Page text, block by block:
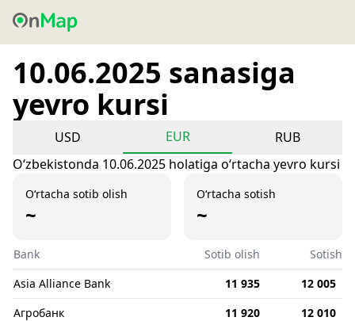
10.06.2025 sanasiga
yevro kursi
USD EUR
RUB
Oʻzbekistonda 10.06.2025 holatiga oʻrtacha yevro kursi
O‘rtacha sotib olish
~
O‘rtacha sotish
~
Bank Sotib olish
Sotish
Asia Alliance Bank
11 935
12 005
Агробанк
11 920
12 010